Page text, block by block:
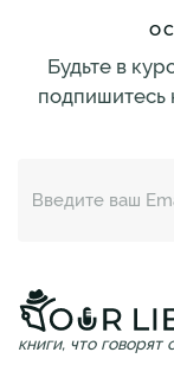
Будьте в
подпишитесь
книги, что говорят